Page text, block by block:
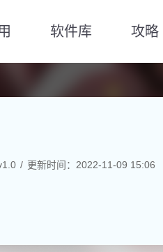
软件库 攻略
更新时间：2022-11-09 15:06